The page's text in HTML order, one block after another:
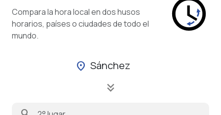
Compara la hora local en dos husos
horarios, países o ciudades de todo el
mundo.
location_on Sánchez
keyboard_double_arrow_down